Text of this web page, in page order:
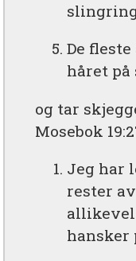
De
håret på
og tar
Mosebok
Jeg har
rester
hansker